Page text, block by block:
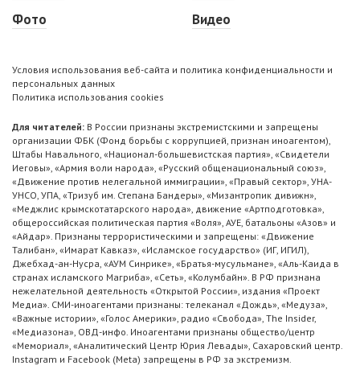
Фото
Видео
Условия использования веб-сайта и политика конфиденциальности и
персональных данных
Политика использования cookies
Для читателей: В России признаны экстремистскими и запрещены
организации ФБК (Фонд борьбы с коррупцией, признан иноагентом),
Штабы Навального, «Национал-большевистская партия», «Свидетели
Иеговы», «Армия воли народа», «Русский общенациональный союз»,
«Движение против нелегальной иммиграции», «Правый сектор», УНА-
УНСО, УПА, «Тризуб им. Степана Бандеры», «Мизантропик дивижн»,
«Меджлис крымскотатарского народа», движение «Артподготовка»,
общероссийская политическая партия «Воля», АУЕ, батальоны «Азов» и
«Айдар». Признаны террористическими и запрещены: «Движение
Талибан», «Имарат Кавказ», «Исламское государство» (ИГ, ИГИЛ),
Джебхад-ан-Нусра, «АУМ Синрике», «Братья-мусульмане», «Аль-Каида в
странах исламского Магриба», «Сеть», «Колумбайн». В РФ признана
нежелательной деятельность «Открытой России», издания «Проект
Медиа». СМИ-иноагентами признаны: телеканал «Дождь», «Медуза»,
«Важные истории», «Голос Америки», радио «Свобода», The Insider,
«Медиазона», ОВД-инфо. Иноагентами признаны общество/центр
«Мемориал», «Аналитический Центр Юрия Левады», Сахаровский центр.
Instagram и Facebook (Metа) запрещены в РФ за экстремизм.